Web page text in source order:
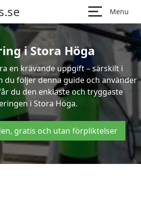
Menu
i Stora Höga
en krävande uppgift – särskilt i
du följer denna guide och använder
du den enklaste och tryggaste
i Stora Höga.
gratis och utan förpliktelser